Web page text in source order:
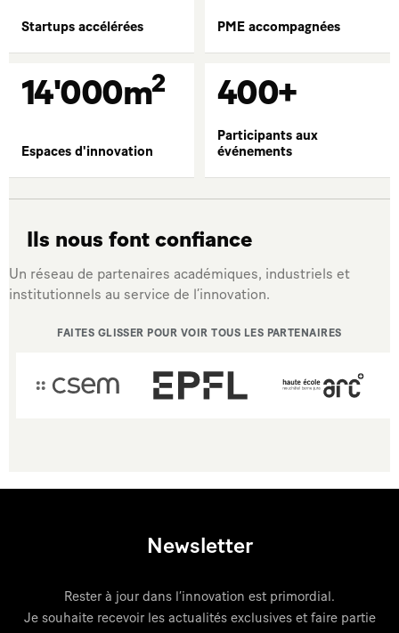
Startups accélérées PME accompagnées
14'000m2
Espaces d'innovation
400+
Participants aux
événements
Ils nous font confiance
Un réseau de partenaires académiques, industriels et
institutionnels au service de l’innovation.
FAITES GLISSER POUR VOIR TOUS LES PARTENAIRES
Newsletter
Rester à jour dans l’innovation est primordial.
Je souhaite recevoir les actualités exclusives et faire partie